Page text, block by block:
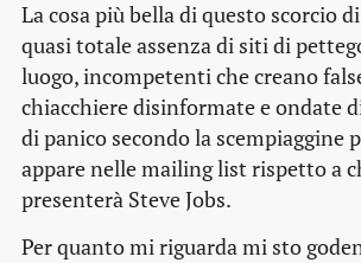
La cosa più bella di questo scorcio
quasi totale assenza di siti di
luogo, incompetenti che creano
chiacchiere disinformate e ondate
di panico secondo la scempiaggine
appare nelle mailing list rispetto a
presenterà Steve Jobs.
Per quanto mi riguarda mi sto